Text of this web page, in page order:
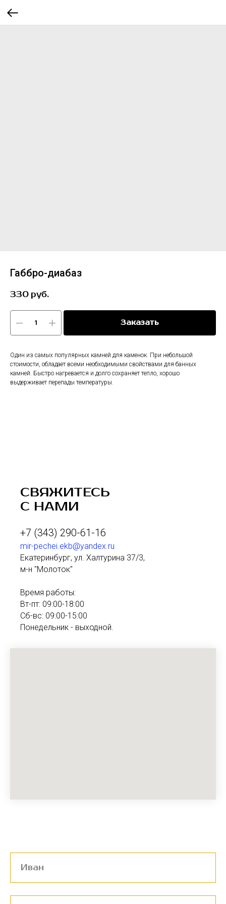
Габбро-диабаз
330 руб.
Заказать
Один из самых популярных камней для каменок. При небольшой
стоимости, обладает всеми необходимыми свойствами для банных
камней. Быстро нагревается и долго сохраняет тепло, хорошо
выдерживает перепады температуры.
СВЯЖИТЕСЬ
С НАМИ
+7 (343) 290-61-16
mir-pechei.ekb@yandex.ru
Екатеринбург, ул. Халтурина 37/3,
м-н "Молоток"
Время работы:
Вт-пт: 09:00-18:00
Сб-вс: 09:00-15:00
Понедельник - выходной.